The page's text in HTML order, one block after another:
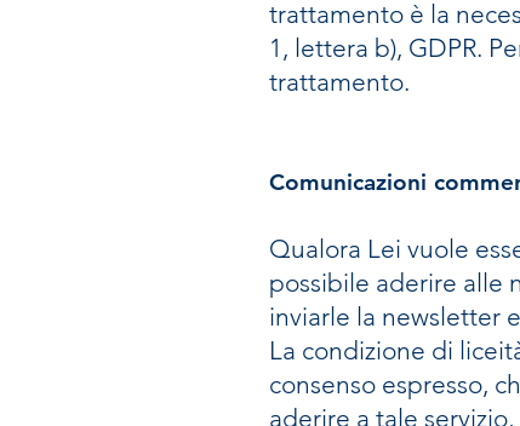
trattamento è la
1, lettera b), GDPR.
trattamento.
Comunicazioni
Qualora Lei vuole
possibile aderire alle
inviarle la newsletter
La condizione di
consenso espresso,
aderire a tale